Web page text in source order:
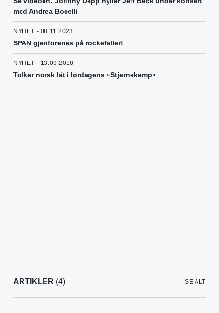
med Andrea Bocelli
NYHET - 08.11.2023
SPAN gjenforenes på rockefeller!
NYHET - 13.09.2018
Tolker norsk låt i lørdagens «Stjernekamp»
ARTIKLER (4) SE ALT